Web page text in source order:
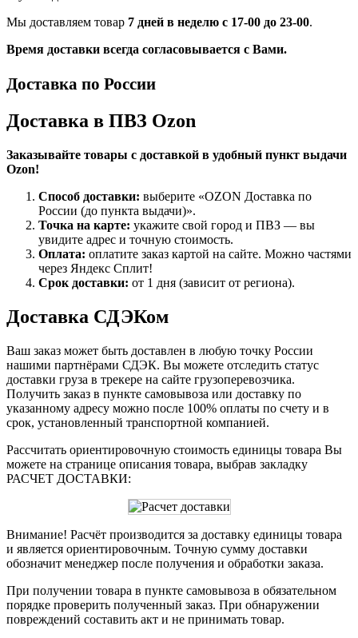
Мы доставляем товар 7 дней в неделю с 17-00 до 23-00.
Время доставки всегда согласовывается с Вами.
Доставка по России
Доставка в ПВЗ Ozon
Заказывайте товары с доставкой в удобный пункт выдачи
Ozon!
Способ доставки: выберите «OZON Доставка по
России (до пункта выдачи)».
Точка на карте: укажите свой город и ПВЗ — вы
увидите адрес и точную стоимость.
Оплата: оплатите заказ картой на сайте. Можно частями
через Яндекс Сплит!
Срок доставки: от 1 дня (зависит от региона).
Доставка СДЭКом
Ваш заказ может быть доставлен в любую точку России
нашими партнёрами СДЭК. Вы можете отследить статус
доставки груза в трекере на сайте грузоперевозчика.
Получить заказ в пункте самовывоза или доставку по
указанному адресу можно после 100% оплаты по счету и в
срок, установленный транспортной компанией.
Рассчитать ориентировочную стоимость единицы товара Вы
можете на странице описания товара, выбрав закладку
РАСЧЕТ ДОСТАВКИ:
Внимание! Расчёт производится за доставку единицы товара
и является ориентировочным. Точную сумму доставки
обозначит менеджер после получения и обработки заказа.
При получении товара в пункте самовывоза в обязательном
порядке проверить полученный заказ. При обнаружении
повреждений составить акт и не принимать товар.